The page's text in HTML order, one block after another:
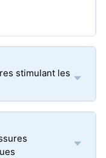
stimulant les